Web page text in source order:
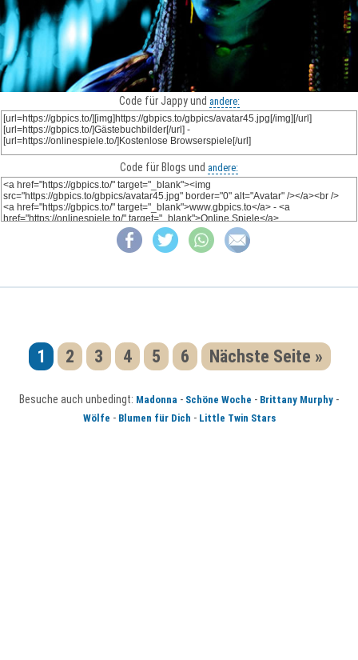
Code für Jappy und andere:
Code für Blogs und andere:
1 2 3 4 5 6 Nächste Seite »
Besuche auch unbedingt: Madonna - Schöne Woche - Brittany Murphy -
Wölfe - Blumen für Dich - Little Twin Stars